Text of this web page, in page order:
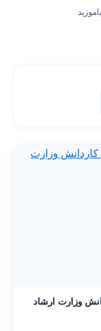
وزارت ارشاد